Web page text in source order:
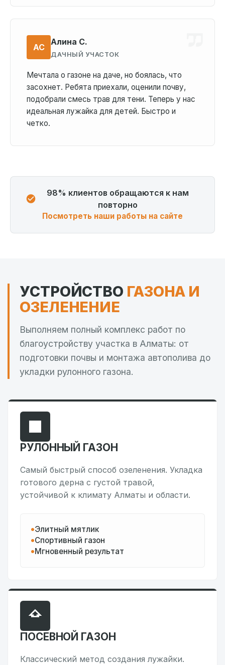
АС
Алина С.
ДАЧНЫЙ УЧАСТОК
Мечтала о газоне на даче, но боялась, что
засохнет. Ребята приехали, оценили почву,
подобрали смесь трав для тени. Теперь у нас
идеальная лужайка для детей. Быстро и
четко.
98% клиентов обращаются к нам
повторно
Посмотреть наши работы на сайте
УСТРОЙСТВО ГАЗОНА И
ОЗЕЛЕНЕНИЕ
Выполняем полный комплекс работ по
благоустройству участка в Алматы: от
подготовки почвы и монтажа автополива до
укладки рулонного газона.
РУЛОННЫЙ ГАЗОН
Самый быстрый способ озеленения. Укладка
готового дерна с густой травой,
устойчивой к климату Алматы и области.
Элитный мятлик
Спортивный газон
Мгновенный результат
ПОСЕВНОЙ ГАЗОН
Классический метод создания лужайки.